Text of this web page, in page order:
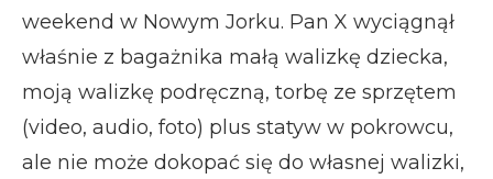
weekend w Nowym Jorku. Pan X wyciągnął
właśnie z bagażnika małą walizkę dziecka,
moją walizkę podręczną, torbę ze sprzętem
(video, audio, foto) plus statyw w pokrowcu,
ale nie może dokopać się do własnej walizki,